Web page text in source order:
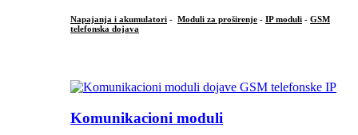
Napajanja i akumulatori - Moduli za proširenje - IP moduli - GSM
telefonska dojava
Komunikacioni moduli